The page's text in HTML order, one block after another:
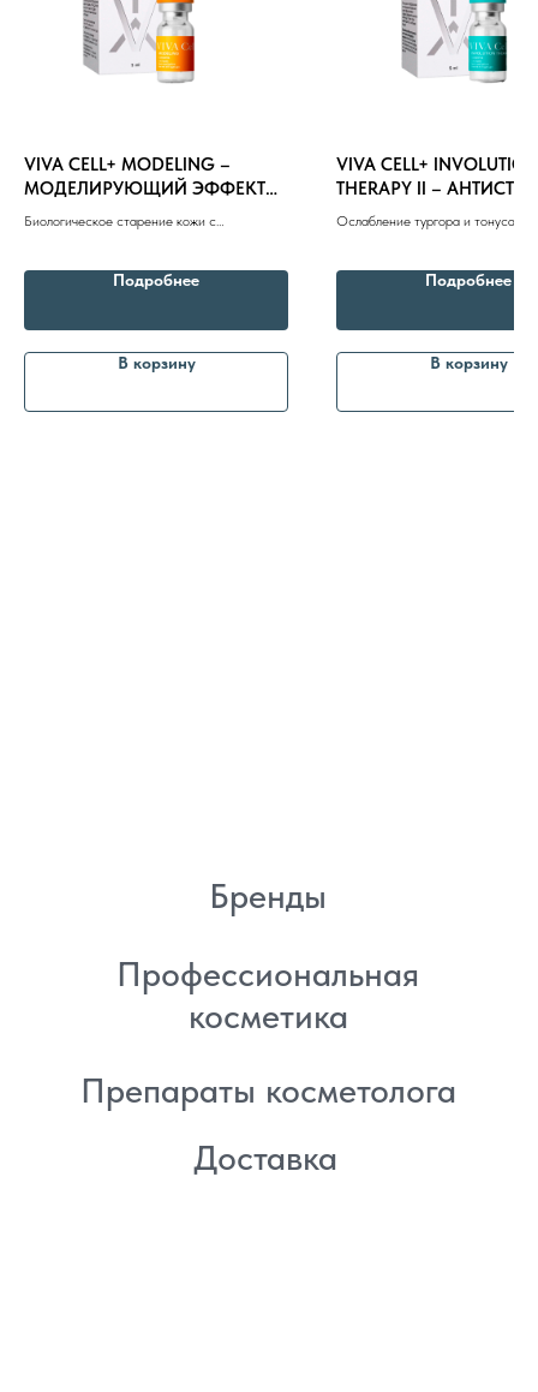
VIVA CELL+ MODELING –
МОДЕЛИРУЮЩИЙ ЭФФЕКТ
5ml
Биологическое старение кожи с
Подробнее
В корзину
VIVA CELL+ INVOLUTION
THERAPY II –
ОСВЕТЛЕНИЕ 5ml
Ослабление тургора и тонуса
Подробнее
В корзину
Политика
конфиденциальности
8 (982) 297 07 97